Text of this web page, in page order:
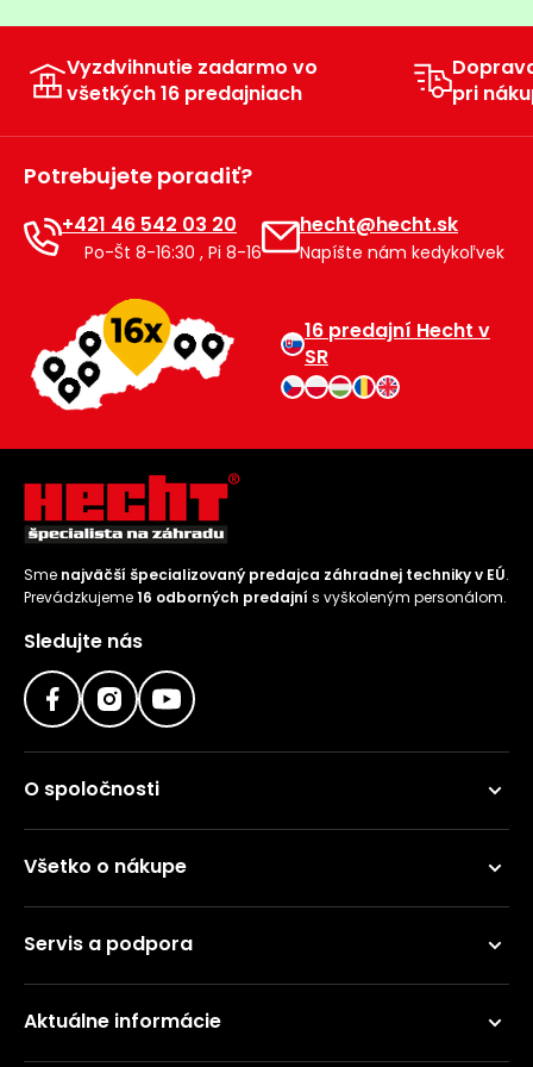
Vyzdvihnutie zadarmo vo
všetkých 16 predajniach
pri
Potrebujete poradiť?
+421 46 542 03 20
Po-Št 8-16:30 , Pi 8-16
hecht@hecht.sk
Napíšte nám kedykoľvek
16 predajní Hecht v
SR
Sme najväčší špecializovaný predajca záhradnej techniky v EÚ.
Prevádzkujeme16 odborných predajní s vyškoleným personálom.
Sledujte nás
O spoločnosti
Všetko o nákupe
Servis a podpora
Aktuálne informácie